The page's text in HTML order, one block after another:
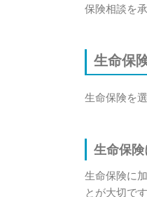
保険相談を
生命保
生命保険を
生命保
生命保険に
とが大切で